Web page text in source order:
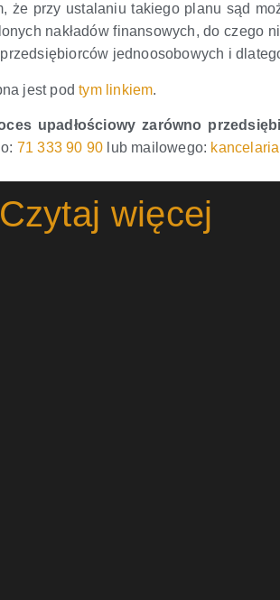
że przy ustalaniu takiego planu sąd
nakładów finansowych, do czego
jednoosobowych i
jest podtym linkiem.
upadłościowy zarówno
71 333 90 90 lub mailowego:
Czytaj więcej